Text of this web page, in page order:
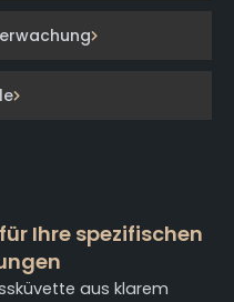
Ihre spezifischen
aus klarem